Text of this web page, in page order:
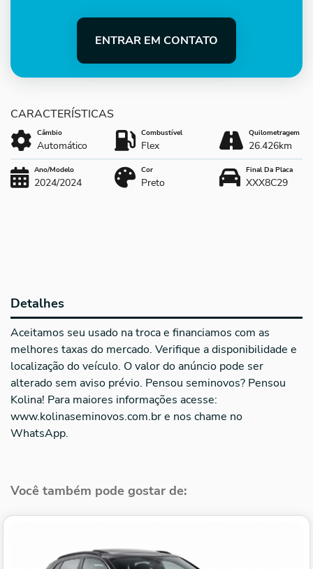
ENTRAR EM CONTATO
Câmbio
Automático
Combustível
Flex
Quilometragem
26.426km
Ano/Modelo
2024/2024
Cor
Preto
Final Da Placa
XXX8C29
Detalhes
Aceitamos seu usado na troca e financiamos com as
melhores taxas do mercado. Verifique a disponibilidade e
localização do veículo. O valor do anúncio pode ser
alterado sem aviso prévio. Pensou seminovos? Pensou
Kolina! Para maiores informações acesse:
www.kolinaseminovos.com.br e nos chame no
WhatsApp.
Você também pode gostar de: